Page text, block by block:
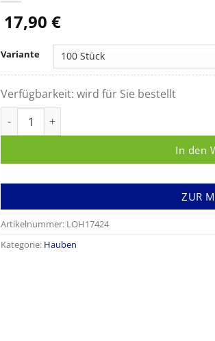
17,90 €
Variante
Verfügbarkeit: wird für Sie bestellt
In den
ZUR
Artikelnummer: LOH17424
Kategorie: Hauben